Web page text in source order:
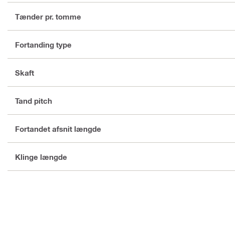
Tænder pr. tomme
Fortanding type
Skaft
Tand pitch
Fortandet afsnit længde
Klinge længde